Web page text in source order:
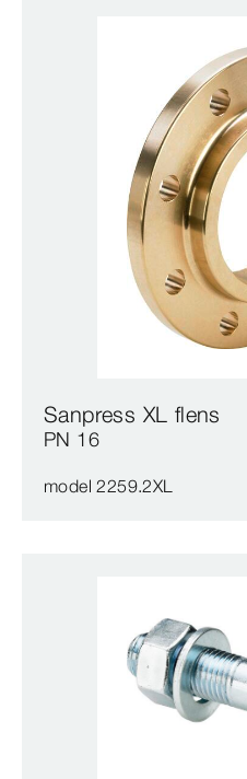
Sanpress XL flens
PN 16
model 2259.2XL